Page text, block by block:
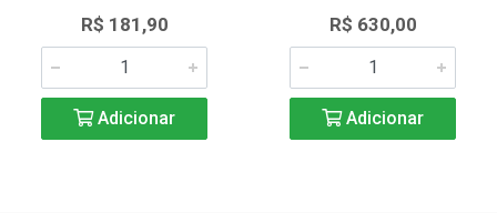
R$ 181,90
Adicionar
R$ 630,00
Adicionar